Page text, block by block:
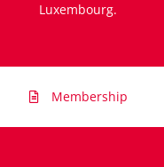
Luxembourg.
Membership